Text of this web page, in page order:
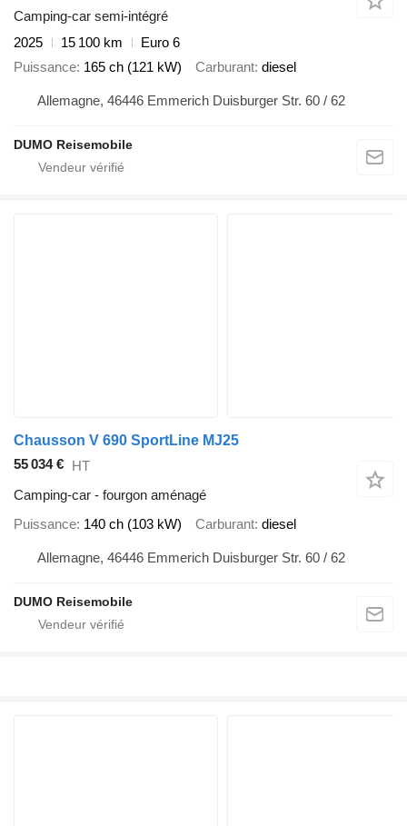
Camping-car semi-intégré
2025
15 100 km
Euro 6
Puissance 165 ch (121 kW) Carburant diesel
Allemagne, 46446 Emmerich Duisburger Str. 60 / 62
DUMO Reisemobile
Chausson V 690 SportLine MJ25
55 034 € HT
Camping-car - fourgon aménagé
Puissance 140 ch (103 kW) Carburant diesel
Allemagne, 46446 Emmerich Duisburger Str. 60 / 62
DUMO Reisemobile